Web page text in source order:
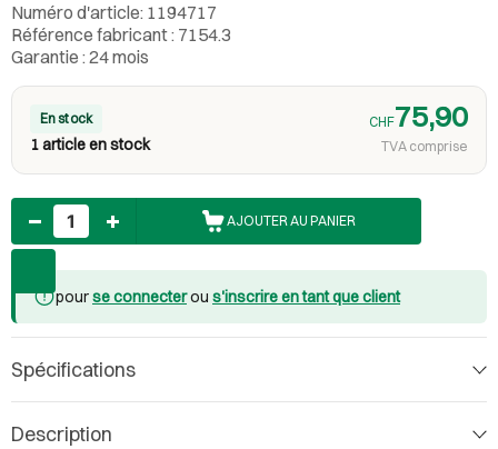
Numéro d'article: 1194717
Référence fabricant : 7154.3
Garantie : 24 mois
En stock
1 article en stock
CHF75,90
TVA comprise
Nombre
AJOUTER AU PANIER
pourse connecterou s'inscrire en tant que client
Spécifications
Description